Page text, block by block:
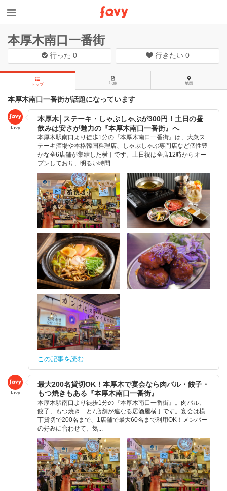
本厚木南口一番街
行った0 行きたい 0
トップ 記事 地図
本厚木南口一番街が話題になっています
favy
本厚木│ステーキ・しゃぶしゃぶが300円！土日の昼
飲みは安さが魅力の『本厚木南口一番街』へ
本厚木駅南口より徒歩1分の『本厚木南口一番街』は、大衆ス
テーキ酒場や本格韓国料理店、しゃぶしゃぶ専門店など個性豊
かな全6店舗が集結した横丁です。土日祝は全店12時からオー
プンしており、明るい時間...
この記事を読む
favy
最大200名貸切OK！本厚木で宴会なら肉バル・餃子・
もつ焼きもある『本厚木南口一番街』
本厚木駅南口より徒歩1分の『本厚木南口一番街』。肉バル、
餃子、もつ焼き…と7店舗が連なる居酒屋横丁です。宴会は横
丁貸切で200名まで、1店舗で最大60名まで利用OK！メンバー
の好みに合わせて、気...